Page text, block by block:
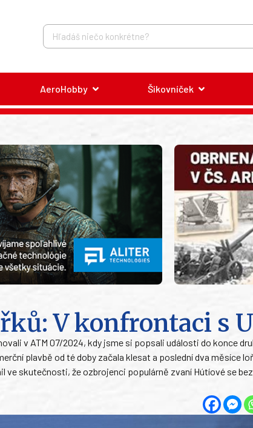
AeroHobby Šikovníček
V konfrontaci s
v ATM 07/2024, kdy jsme si popsali události do konce
plavbě od té doby začala klesat a poslední dva měsíce
ve skutečnosti, že ozbrojenci populárně zvaní Hútíové se